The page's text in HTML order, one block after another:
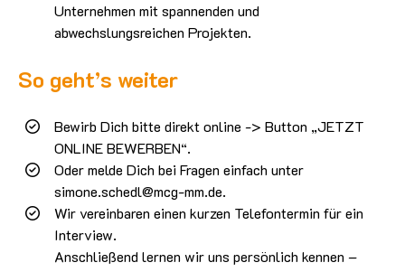
Unternehmen mit spannenden und
abwechslungsreichen Projekten.
So geht’s weiter
Bewirb Dich bitte direkt online -> Button „JETZT
ONLINE BEWERBEN“.
Oder melde Dich bei Fragen einfach unter
simone.schedl@mcg-mm.de.
Wir vereinbaren einen kurzen Telefontermin für ein
Interview.
Anschließend lernen wir uns persönlich kennen –